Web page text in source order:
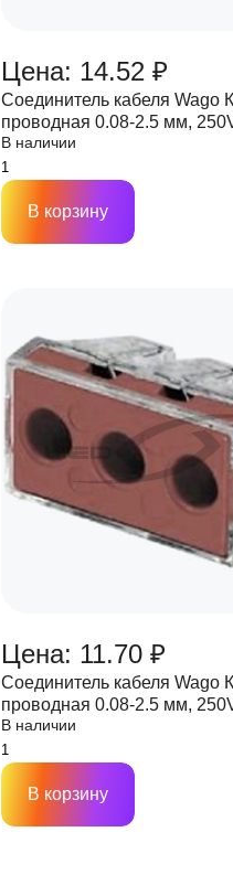
Цена: 14.52 ₽
Соединитель кабеля Wago
проводная 0.08-2.5 мм,
(прозрачная)
В наличии
В корзину
Цена: 11.70 ₽
Соединитель кабеля Wago
проводная 0.08-2.5 мм,
(прозрачная)
В наличии
В корзину